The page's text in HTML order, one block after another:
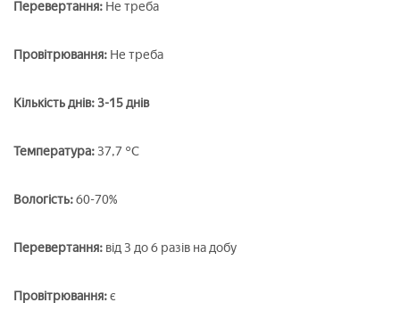
Перевертання: Не треба
Провітрювання: Не треба
Кількість днів: 3-15 днів
Температура: 37,7 °С
Вологість:60-70%
Перевертання: від 3 до 6 разів на добу
Провітрювання:є